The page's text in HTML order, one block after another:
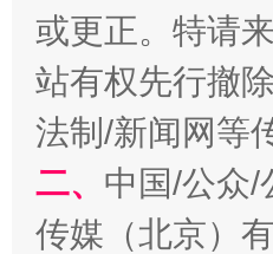
“刷贴”乱象丛生
或更正。特请
站有权先行撤
法制/新闻网等
二、 中国/公众/
传媒（北京）